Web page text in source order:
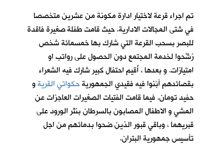
تم اجراء قرعة لاختيار ادارة مكونة من عشرين متخصصا
في شتى المجالات الادارية. حيث قامت طفلة صغيرة فاقدة
للبصر بسحب القرعة التي شارك بها خمسمائة شخص
رُشِّحوا لخدمة المجتمع دون الحصول على رواتب او
امتيازات. و بعدها ، أُقيم احتفال كبير شارك فيه الشعراء
بقصائدهم أبّنوا فيه فقيدي الجمهوريةحكواتي القريةو
حفيد تومان. فيما قامت الفتيات الصغيرات العاجزات عن
المشي و الاطفال المصابون بالسرطان بنثر الورود على
قبريهما ، وباقي قبور الذين ضحوا بدمائهم من اجل
تأسيس جمهورية البتران.